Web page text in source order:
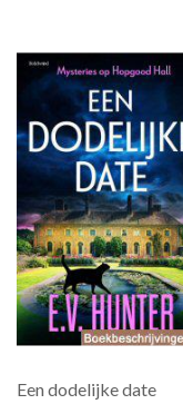
Een dodelijke date